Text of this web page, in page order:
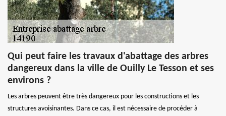
Qui peut faire les travaux d'abattage des arbres
dangereux dans la ville de Ouilly Le Tesson et ses
environs ?
Les arbres peuvent être très dangereux pour les constructions et les
structures avoisinantes. Dans ce cas, il est nécessaire de procéder à